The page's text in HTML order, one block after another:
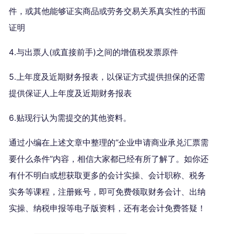
件，或其他能够证实商品或劳务交易关系真实性的书面
证明
4.与出票人(或直接前手)之间的增值税发票原件
5.上年度及近期财务报表，以保证方式提供担保的还需
提供保证人上年度及近期财务报表
6.贴现行认为需提交的其他资料。
通过小编在上述文章中整理的“企业申请商业承兑汇票需
要什么条件”内容，相信大家都已经有所了解了。如你还
有什不明白或想获取更多的会计实操、会计职称、税务
实务等课程，注册账号，即可免费领取财务会计、出纳
实操、纳税申报等电子版资料，还有老会计免费答疑！